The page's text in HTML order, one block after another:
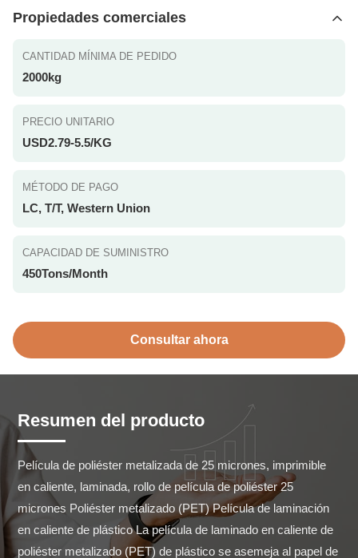
Propiedades comerciales
CANTIDAD MÍNIMA DE PEDIDO
2000kg
PRECIO UNITARIO
USD2.79-5.5/KG
MÉTODO DE PAGO
LC, T/T, Western Union
CAPACIDAD DE SUMINISTRO
450Tons/Month
Consultar ahora
Resumen del producto
Película de poliéster metalizada de 25 micrones, imprimible
en caliente, laminada, rollo de película de poliéster 25
micrones Poliéster metalizado (PET) Película de laminación
en caliente de plástico La película de laminado en caliente de
poliéster metalizado (PET) de plástico se asemeja al papel de